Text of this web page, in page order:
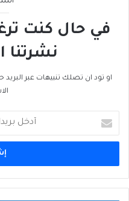
في حال كنت
نشرتنا
او تود ان تصلك تنبيهات عبر البريد
بريدك
الإلكتروني